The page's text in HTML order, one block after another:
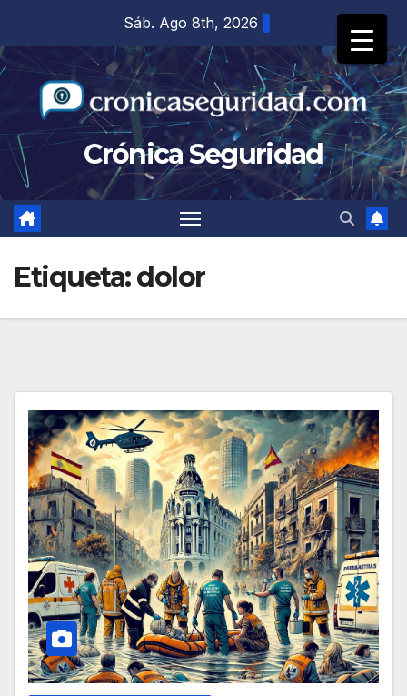
contenido
Sáb. Ago 8th, 2026
Crónica Seguridad
Etiqueta:dolor